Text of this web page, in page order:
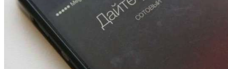
12:39
Сладкий праздник в Волгограде: в Центральном
парке прошёл фестиваль „Арбузный переполох“